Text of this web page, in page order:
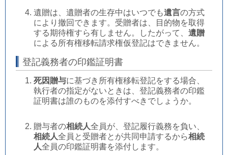
遺贈は、遺贈者の生存中はいつでも遺言の方式
により撤回できます。受贈者は、目的物を取得
する期待権すら有しません。したがって、 遺贈
による所有権移転請求権仮登記はできません。
登記義務者の印鑑証明書
死因贈与に基づき所有権移転登記をする場合、
執行者の指定がないときは、登記義務者の印鑑
証明書は誰のものを添付すべきでしょうか。
贈与者の相続人全員が、登記履行義務を負い、
相続人全員と受贈者とが共同申請するから相続
人全員の印鑑証明書を添付します。